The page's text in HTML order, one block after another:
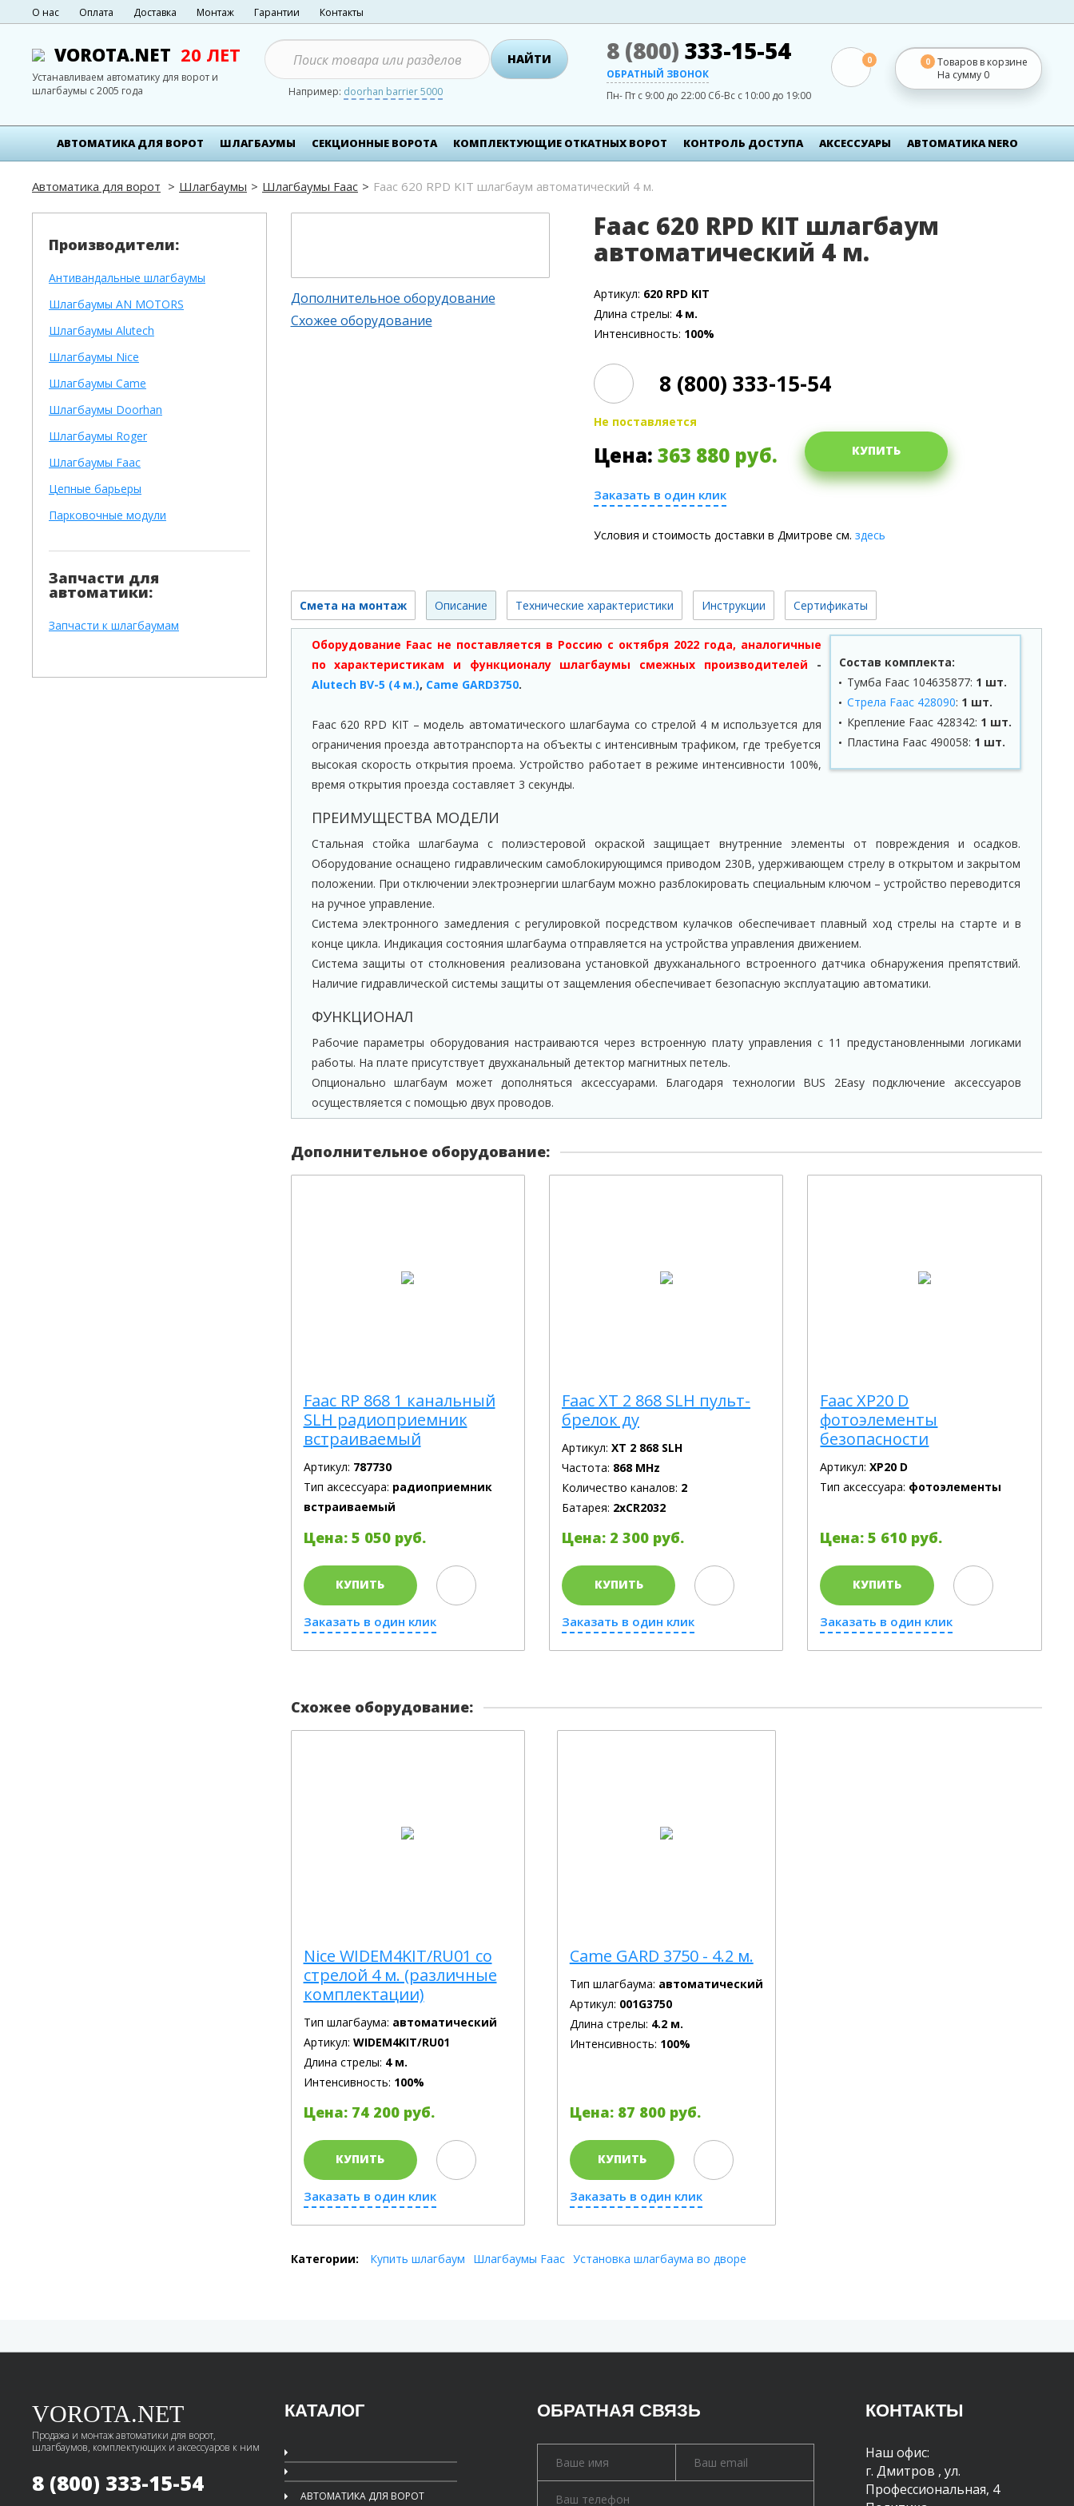
О нас Оплата Доставка Монтаж Гарантии Контакты
VOROTA.NET 20 ЛЕТ
Устанавливаем автоматику для ворот и
шлагбаумы с 2005 года
НАЙТИ
Например: doorhan barrier 5000
8 (800) 333-15-54
ОБРАТНЫЙ ЗВОНОК
Пн- Пт с 9:00 до 22:00 Сб-Вс с 10:00 до 19:00
0 0
Товаров в корзине
На сумму 0
АВТОМАТИКА ДЛЯ ВОРОТ ШЛАГБАУМЫ СЕКЦИОННЫЕ ВОРОТА КОМПЛЕКТУЮЩИЕ ОТКАТНЫХ ВОРОТ КОНТРОЛЬ ДОСТУПА АКСЕСCУАРЫ АВТОМАТИКА NERO
Автоматика для ворот Шлагбаумы Шлагбаумы Faac Faac 620 RPD KIT шлагбаум автоматический 4 м.
Производители:
Антивандальные шлагбаумы
Шлагбаумы AN MOTORS
Шлагбаумы Alutech
Шлагбаумы Nice
Шлагбаумы Came
Шлагбаумы Doorhan
Шлагбаумы Roger
Шлагбаумы Faac
Цепные барьеры
Парковочные модули
Запчасти для
автоматики:
Запчасти к шлагбаумам
Дополнительное оборудование
Схожее оборудование
Faac 620 RPD KIT шлагбаум
автоматический 4 м.
Артикул: 620 RPD KIT
Длина стрелы: 4 м.
Интенсивность: 100%
8 (800) 333-15-54
Не поставляется
Цена:363 880 руб. КУПИТЬ
Заказать в один клик
Условия и стоимость доставки в Дмитрове см.здесь
Смета на монтаж Описание Технические характеристики Инструкции Сертификаты
Состав комплекта:
Тумба Faac 104635877: 1 шт.
Стрела Faac 428090: 1 шт.
Крепление Faac 428342: 1 шт.
Пластина Faac 490058: 1 шт.
Оборудование Faac не поставляется в Россию с октября 2022 года, аналогичные
по характеристикам и функционалу шлагбаумы смежных производителей -
Alutech BV-5 (4 м.), Came GARD3750.
Faac 620 RPD KIT – модель автоматического шлагбаума со стрелой 4 м используется для
ограничения проезда автотранспорта на объекты с интенсивным трафиком, где требуется
высокая скорость открытия проема. Устройство работает в режиме интенсивности 100%,
время открытия проезда составляет 3 секунды.
ПРЕИМУЩЕСТВА МОДЕЛИ
Стальная стойка шлагбаума с полиэстеровой окраской защищает внутренние элементы от повреждения и осадков.
Оборудование оснащено гидравлическим самоблокирующимся приводом 230В, удерживающем стрелу в открытом и закрытом
положении. При отключении электроэнергии шлагбаум можно разблокировать специальным ключом – устройство переводится
на ручное управление.
Система электронного замедления с регулировкой посредством кулачков обеспечивает плавный ход стрелы на старте и в
конце цикла. Индикация состояния шлагбаума отправляется на устройства управления движением.
Система защиты от столкновения реализована установкой двухканального встроенного датчика обнаружения препятствий.
Наличие гидравлической системы защиты от защемления обеспечивает безопасную эксплуатацию автоматики.
ФУНКЦИОНАЛ
Рабочие параметры оборудования настраиваются через встроенную плату управления с 11 предустановленными логиками
работы. На плате присутствует двухканальный детектор магнитных петель.
Опционально шлагбаум может дополняться аксессуарами. Благодаря технологии BUS 2Easy подключение аксессуаров
осуществляется с помощью двух проводов.
Дополнительное оборудование:
Faac RP 868 1 канальный
SLH радиоприемник
встраиваемый
Артикул: 787730
Тип аксессуара: радиоприемник
встраиваемый
Цена: 5 050 руб.
КУПИТЬ
Заказать в один клик
Faac XT 2 868 SLH пульт-
брелок ду
Артикул: XT 2 868 SLH
Частота: 868 MHz
Количество каналов: 2
Батарея: 2xCR2032
Цена: 2 300 руб.
КУПИТЬ
Заказать в один клик
Faac XP20 D
фотоэлементы
безопасности
Артикул:XP20 D
Тип аксессуара: фотоэлементы
Цена: 5 610 руб.
КУПИТЬ
Заказать в один клик
Схожее оборудование:
Nice WIDEM4KIT/RU01 со
стрелой 4 м. (различные
комплектации)
Тип шлагбаума: автоматический
Артикул: WIDEM4KIT/RU01
Длина стрелы: 4 м.
Интенсивность: 100%
Цена: 74 200 руб.
КУПИТЬ
Заказать в один клик
Came GARD 3750 - 4.2 м.
Тип шлагбаума: автоматический
Артикул: 001G3750
Длина стрелы: 4.2 м.
Интенсивность: 100%
Цена: 87 800 руб.
КУПИТЬ
Заказать в один клик
Категории: Купить шлагбаум Шлагбаумы Faac Установка шлагбаума во дворе
VOROTA.NET
Продажа и монтаж автоматики для ворот,
шлагбаумов, комплектующих и аксессуаров к ним
8 (800) 333-15-54
КАТАЛОГ
АВТОМАТИКА ДЛЯ ВОРОТ
ОБРАТНАЯ СВЯЗЬ КОНТАКТЫ
Наш офис:
г. Дмитров , ул.
Профессиональная, 4